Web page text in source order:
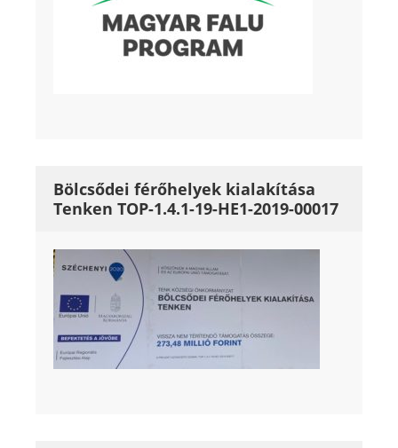
Bölcsődei férőhelyek kialakítása
Tenken TOP-1.4.1-19-HE1-2019-00017